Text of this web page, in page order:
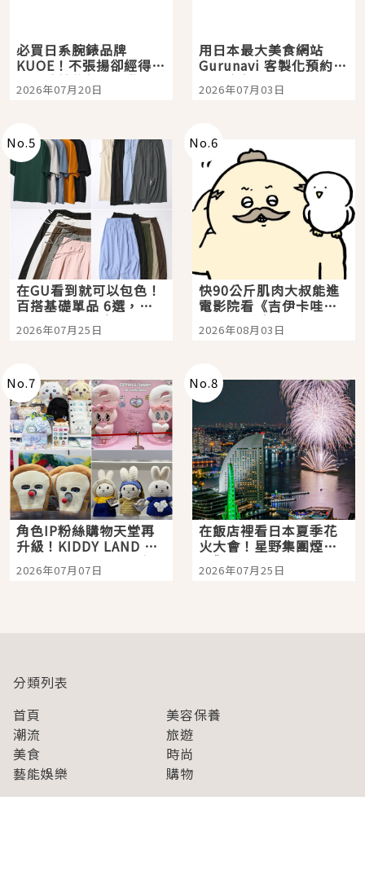
必買日系腕錶品牌
KUOE！不張揚卻經得起
時間洗鍊的經典之作五
選
2026年07月20日
用日本最大美食網站
Gurunavi 客製化預約九
大都市餐廳，打造專屬
美食體驗！
2026年07月03日
No.5
在GU看到就可以包色！
百搭基礎單品 6選，閉
眼全收也不心疼
2026年07月25日
No.6
快90公斤肌肉大叔能進
電影院看《吉伊卡哇》
嗎？日本重金屬樂團
「打首」會長與nagano
2026年08月03日
No.7
角色IP粉絲購物天堂再
升級！KIDDY LAND 原
宿店吉伊卡哇迎客，新
開幕 OMOKADO 店3分
2026年07月07日
No.8
在飯店裡看日本夏季花
火大會！星野集團煙火
景觀飯店6選，讓你不用
人擠人悠閒欣賞
2026年07月25日
分類列表
首頁
美容保養
潮流
旅遊
美食
時尚
藝能娛樂
購物